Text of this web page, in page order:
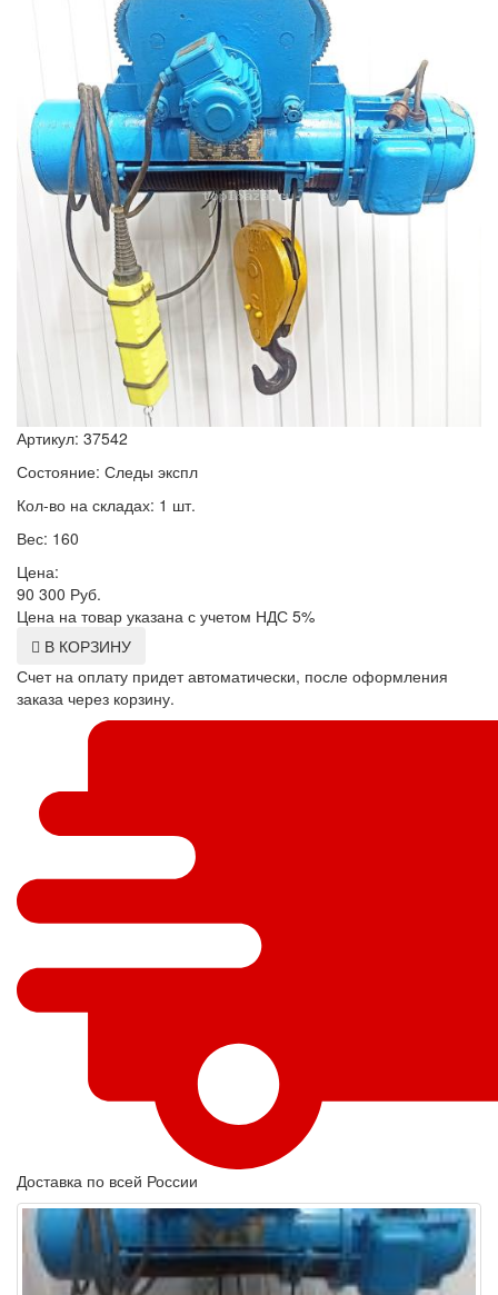
Артикул: 37542
Состояние: Следы экспл
Кол-во на складах: 1 шт.
Вес: 160
Цена:
90 300 Руб.
Цена на товар указана с учетом НДС 5%
В КОРЗИНУ
Счет на оплату придет автоматически, после оформления
заказа через корзину.
Доставка по всей России